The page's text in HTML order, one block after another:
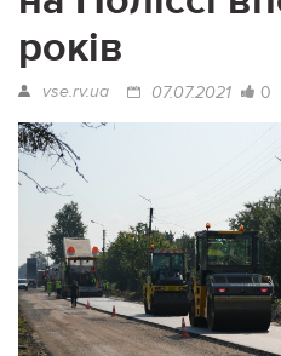
років
vse.rv.ua 07.07.2021 0